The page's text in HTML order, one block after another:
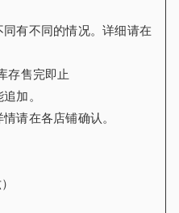
有不同的情况。详细请在
存售完即止
加。
请在各店铺确认。